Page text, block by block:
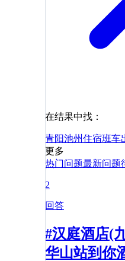
在结果中找：
青阳池州住宿班车
更多
热门问题最新问题
2
回答
#汉庭酒店(
华山站到你